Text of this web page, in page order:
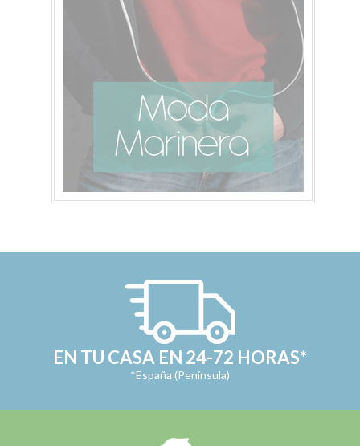
EN TU CASA EN 24-72 HORAS*
*España (Península)